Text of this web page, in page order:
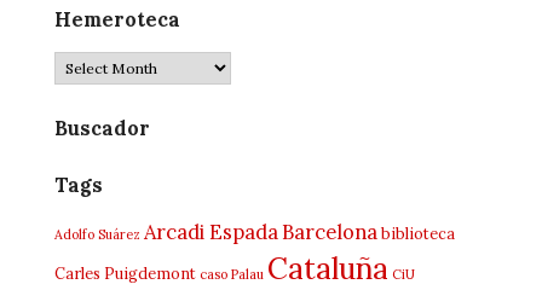
Hemeroteca
Hemeroteca
Buscador
Tags
Adolfo Suárez Arcadi EspadaBarcelona biblioteca
Carles Puigdemont caso Palau Cataluña CiU